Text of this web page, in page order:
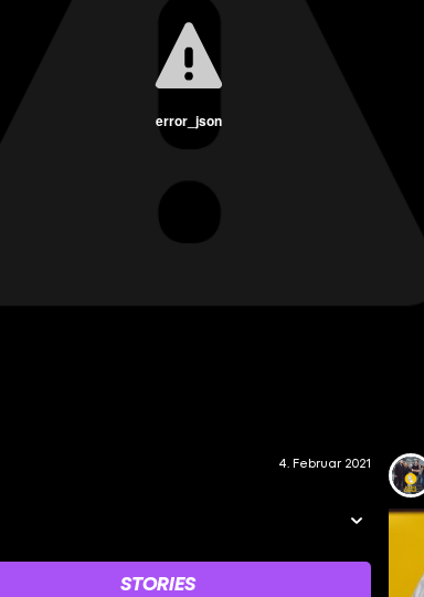
error_json
4. Februar 2021
STORIES